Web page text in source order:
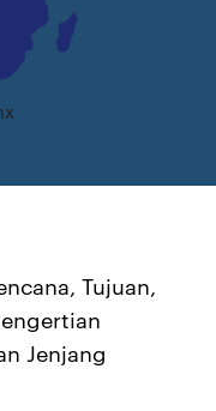
Tujuan,
Jenjang